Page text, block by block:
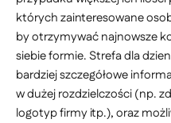
których zainteresowane
by otrzymywać najnowsze
siebie formie. Strefa dla
bardziej szczegółowe
w dużej rozdzielczości (np.
logotyp firmy itp.), oraz